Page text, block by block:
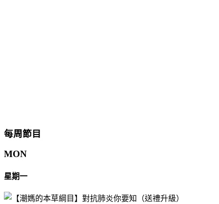
每周節目
MON
星期一